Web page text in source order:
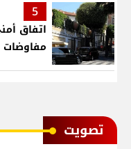
5
اتفاق
مفاوضات
ﺗﺼﻮﻳﺖ